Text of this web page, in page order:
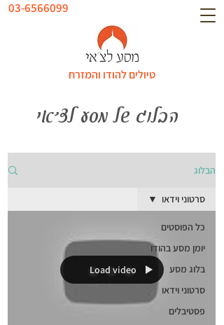
03-6566099
טיולים להודו והמזרח
הבלוג של מסע לצ׳אי
הבלוג
כל הפוסטים
יומן מסע בהודו
בלוג מסע
סרטוני וידאו
פסטיבלים
סרטוני וידאו
Load video